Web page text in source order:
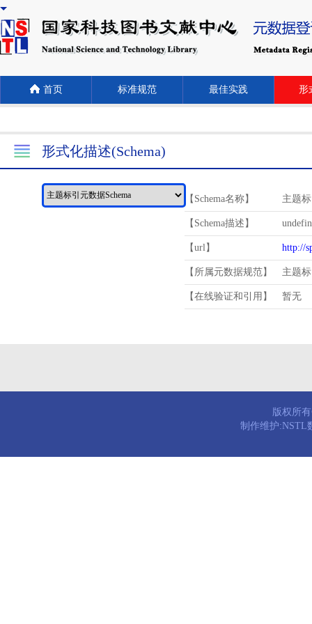
首页 标准规范 最佳实践 形
形式化描述(Schema)
【Schema名称】 主题
【Schema描述】
【url】 http://
【所属元数据规范】 主题
【在线验证和引用】 暂无
版权所
制作维护:NSTL